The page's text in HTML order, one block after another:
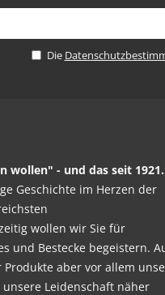
Die
wollen" - und das seit 1921.
Geschichte im Herzen der
wollen wir Sie für
und Bestecke begeistern.
aber vor allem
Leidenschaft näher